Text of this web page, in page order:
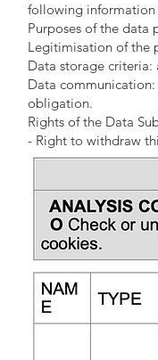
following information
Purposes of the data
Legitimisation of the
Data storage criteria:
Data
obligation.
Rights of the Data
- Right to withdraw
- Right of access,
- Right to submit a
comply with current
Contact information
CALPE SCHOOL,
data protection
COOKIES USED ON